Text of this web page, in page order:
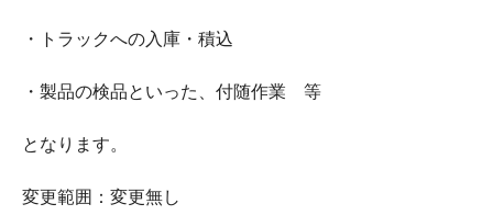
・トラックへの入庫・積込
・製品の検品といった、付随作業 等
となります。
変更範囲：変更無し